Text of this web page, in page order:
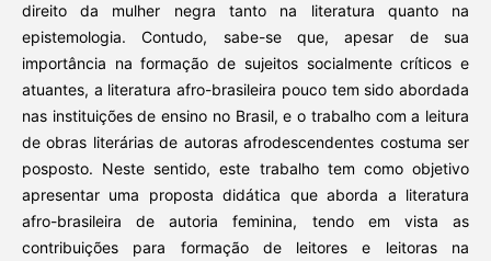
direito da mulher negra tanto na literatura quanto na
epistemologia. Contudo, sabe-se que, apesar de sua
importância na formação de sujeitos socialmente críticos e
atuantes, a literatura afro-brasileira pouco tem sido abordada
nas instituições de ensino no Brasil, e o trabalho com a leitura
de obras literárias de autoras afrodescendentes costuma ser
posposto. Neste sentido, este trabalho tem como objetivo
apresentar uma proposta didática que aborda a literatura
afro-brasileira de autoria feminina, tendo em vista as
contribuições para formação de leitores e leitoras na